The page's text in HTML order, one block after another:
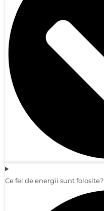
Ce fel de energii sunt folosite?